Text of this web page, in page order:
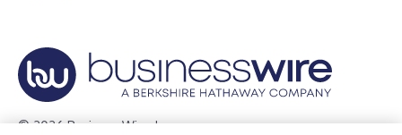
© 2026 Business Wire, Inc.